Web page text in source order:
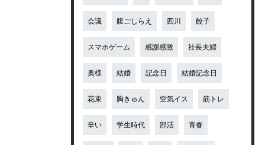
会議 腹ごしらえ 四川 餃子
スマホゲーム 感謝感激 社長夫婦
奥様 結婚 記念日 結婚記念日
花束 胸きゅん 空気イス 筋トレ
辛い 学生時代 部活 青春